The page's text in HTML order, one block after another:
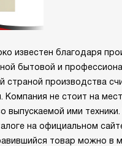
известен благодаря
бытовой и
страной производства
не стоит на
выпускаемой ими
на официальном
товар можно в